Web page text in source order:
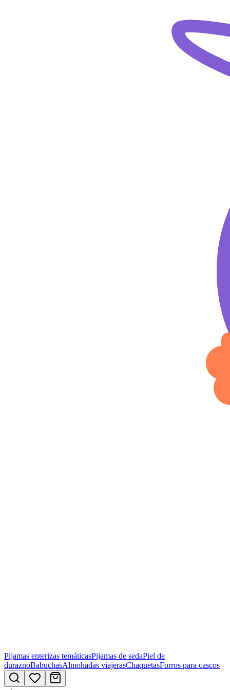
Pijamas enterizas temáticasPijamas de sedaPiel de
duraznoBabuchasAlmohadas viajerasChaquetasForros para cascos